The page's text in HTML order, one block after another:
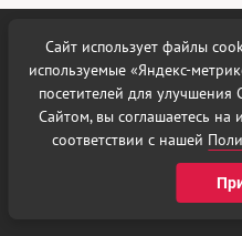
© 2026 Меню
Использование материалов
гиперссылки на
Политика в отношении
Сайт использует файлы
используемые «Яндекс-
посетителей для улучшения
Сайтом, вы соглашаетесь
соответствии с нашей